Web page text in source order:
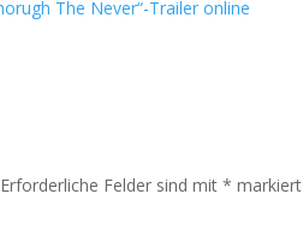
Erforderliche Felder sind mit * markiert